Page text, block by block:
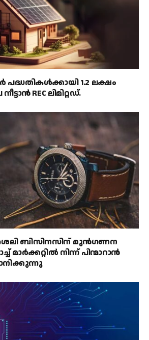
1.2 ലക്ഷം
REC ലിമിറ്റഡ്.
ബിസിനസിന് മുൻഗണന
മാർക്കറ്റിൽ നിന്ന് പിന്മാറാൻ